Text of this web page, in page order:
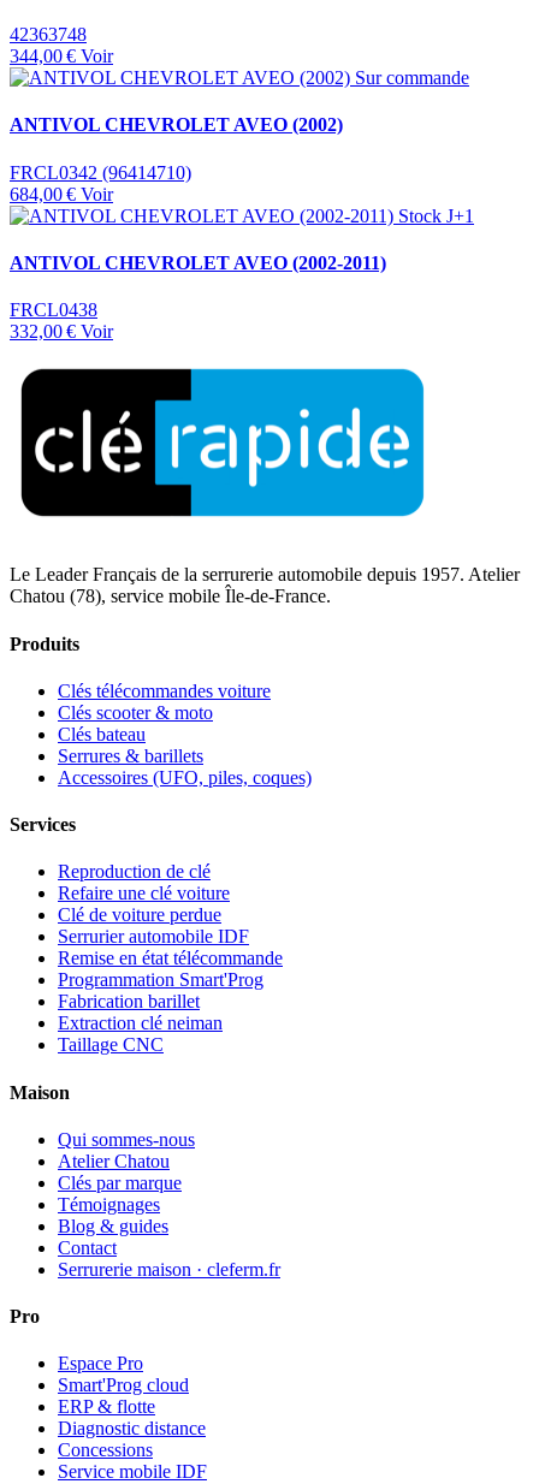
42363748
344,00 € Voir
Sur commande
ANTIVOL CHEVROLET AVEO (2002)
FRCL0342 (96414710)
684,00 € Voir
Stock J+1
ANTIVOL CHEVROLET AVEO (2002-2011)
FRCL0438
332,00 € Voir
Le Leader Français de la serrurerie automobile depuis 1957. Atelier
Chatou (78), service mobile Île-de-France.
Produits
Clés télécommandes voiture
Clés scooter & moto
Clés bateau
Serrures & barillets
Accessoires (UFO, piles, coques)
Services
Reproduction de clé
Refaire une clé voiture
Clé de voiture perdue
Serrurier automobile IDF
Remise en état télécommande
Programmation Smart'Prog
Fabrication barillet
Extraction clé neiman
Taillage CNC
Maison
Qui sommes-nous
Atelier Chatou
Clés par marque
Témoignages
Blog & guides
Contact
Serrurerie maison · cleferm.fr
Pro
Espace Pro
Smart'Prog cloud
ERP & flotte
Diagnostic distance
Concessions
Service mobile IDF